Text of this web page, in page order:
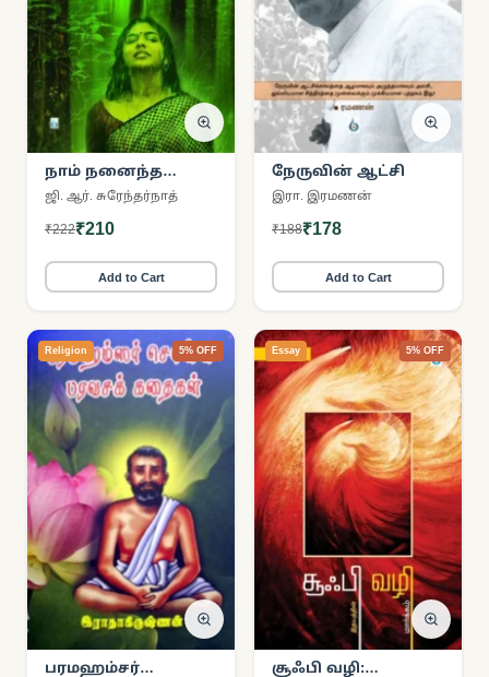
நாம் நனைந்த
மழைத்துளியில்
ஜி. ஆர். சுரேந்தர்நாத்
₹222₹210
Add to Cart
நேருவின் ஆட்சி
இரா. இரமணன்
₹188₹178
Add to Cart
Religion 5% OFF
பரமஹம்சர்
Essay 5% OFF
சூஃபி வழி: